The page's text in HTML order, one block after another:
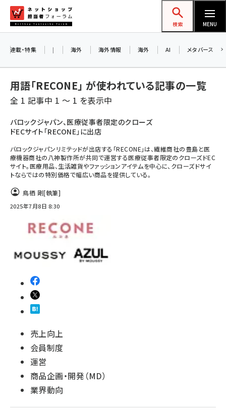
ン
ネットショップ担当者フォーラム
検索 MENU
yahoo (1908)
楽天 (1877)
ecbeing (1211)
アスクル (1122)
base (1084)
ビィ・フォアード (782)
連載・特集 | 海外 海外情報 海外 AI メタバース
用語「RECONE」 が使われている記事の一覧
全 1 記事中 1 ～ 1 を表示中
バロックジャパン、医療従事者限定のクローズ
ドECサイト「RECONE」に出店
バロックジャパンリミテッドが出店する「RECONE」は、繊維商社の豊島と医
療機器商社の八神製作所が共同で運営する医療従事者限定のクローズドEC
サイト。医療用品、生活雑貨やファッションアイテムを中心に、クローズドサイ
トならではの特別価格で幅広い商品を提供している。
鳥栖 剛[執筆]
2025年7月8日 8:30
売上向上
会員制度
運営
商品企画・開発（MD）
業界動向